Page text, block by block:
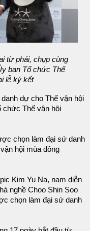
từ phải, chụp cùng
ban Tổ chức Thế
lễ ký kết
dự cho Thế vận hội
chức Thế vận hội
chọn làm đại sứ danh
hội mùa đông
Kim Yu Na, nam diễn
nghề Choo Shin Soo
chọn làm đại sứ danh